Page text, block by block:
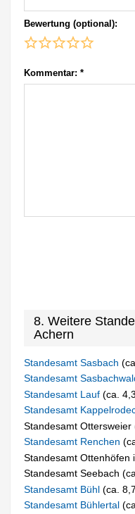
Bewertung (optional):
Kommentar: *
8. Weitere
Achern
Standesamt Sasbach
Standesamt
Standesamt Lauf(ca.
Standesamt
Standesamt Ottersweier
Standesamt Renchen
Standesamt Ottenhöfen
Standesamt Seebach
Standesamt Bühl(ca.
Standesamt Bühlertal